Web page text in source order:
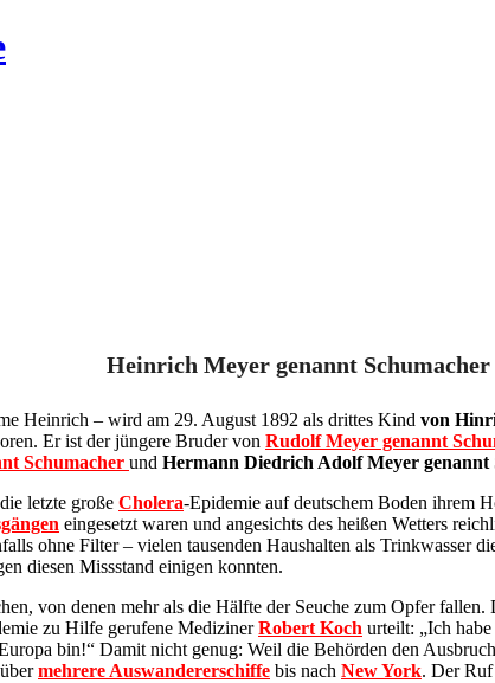
Heinrich Meyer genannt
Heinrich – wird am 29. August 1892 als drittes Kind von
Er ist der jüngere Bruder von Rudolf Meyer genannt
Schumacher und Hermann Diedrich Adolf Meyer genannt
die letzte große Cholera-Epidemie auf deutschem Boden ihrem
eingesetzt waren und angesichts des heißen Wetters
ohne Filter – vielen tausenden Haushalten als Trinkwasser
diesen Missstand einigen konnten.
von denen mehr als die Hälfte der Seuche zum Opfer
zu Hilfe gerufene MedizinerRobert Koch urteilt: „Ich
bin!“ Damit nicht genug: Weil die Behörden den
übermehrere Auswandererschiffe bis nach New York. Der Ruf